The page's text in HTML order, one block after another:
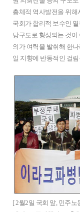
총체적 역사발전을 위해
국회가 합리적 보수인
당구도로 형성되는 것
의가 여력을 발휘해 한
일 지향에 반동적인 걸
[ 2월2일 국회 앞, 민주